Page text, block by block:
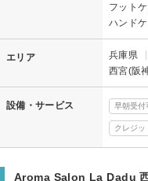
フット
ハンド
エリア 兵庫県
西宮(阪
設備・サービス 早朝受付
クレジッ
Aroma Salon La Dadu